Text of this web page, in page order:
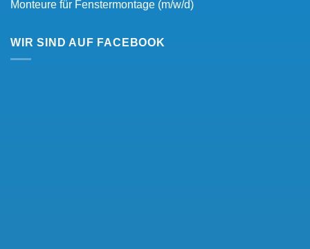
Monteure für Fenstermontage (m/w/d)
WIR SIND AUF FACEBOOK